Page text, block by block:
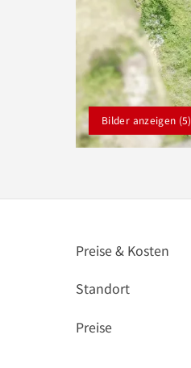
Bilder anzeigen (5)
Preise & Kosten
Standort
Preise